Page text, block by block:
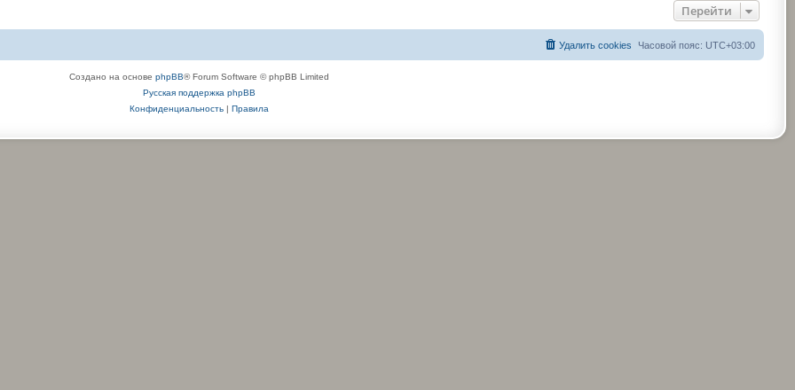
Перейти
Часовой пояс: UTC+03:00
Удалить cookies
Создано на основе phpBB® Forum Software © phpBB Limited
Русская поддержка phpBB
Конфиденциальность| Правила